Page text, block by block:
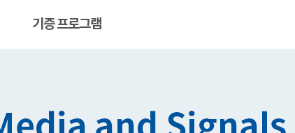
기증 프로그램